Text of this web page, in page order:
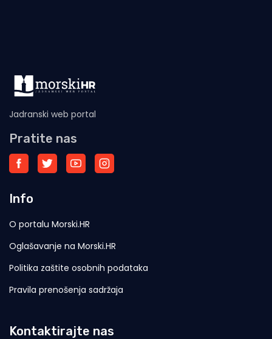
Jadranski web portal
Pratite nas
Info
O portalu Morski.HR
Oglašavanje na Morski.HR
Politika zaštite osobnih podataka
Pravila prenošenja sadržaja
Kontaktirajte nas